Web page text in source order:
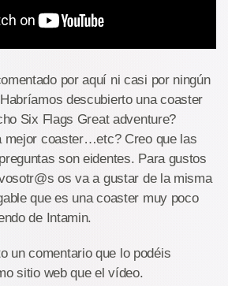
por aquí ni casi por ningún
descubierto una coaster
Six Flags Great adventure?
mejor coaster…etc? Creo que las
son eidentes. Para gustos
os va a gustar de la misma
que es una coaster muy poco
de Intamin.
un comentario que lo podéis
sitio web que el vídeo.